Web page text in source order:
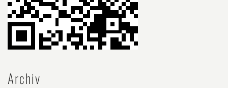
Archiv